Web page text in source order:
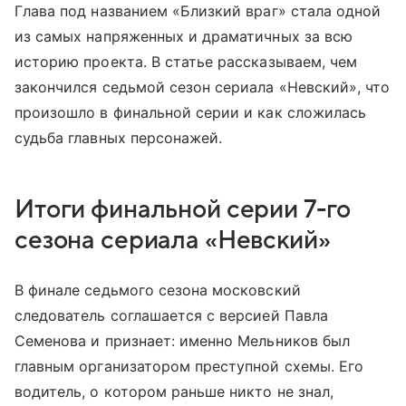
Глава под названием «Близкий враг» стала одной
из самых напряженных и драматичных за всю
историю проекта. В статье рассказываем, чем
закончился седьмой сезон сериала «Невский», что
произошло в финальной серии и как сложилась
судьба главных персонажей.
Итоги финальной серии 7-го
сезона сериала «Невский»
В финале седьмого сезона московский
следователь соглашается с версией Павла
Семенова и признает: именно Мельников был
главным организатором преступной схемы. Его
водитель, о котором раньше никто не знал,